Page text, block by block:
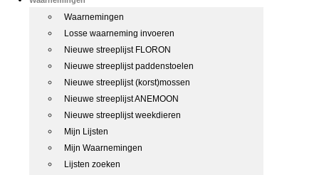
Waarnemingen
Losse waarneming invoeren
Nieuwe streeplijst FLORON
Nieuwe streeplijst paddenstoelen
Nieuwe streeplijst (korst)mossen
Nieuwe streeplijst ANEMOON
Nieuwe streeplijst weekdieren
Mijn Lijsten
Mijn Waarnemingen
Lijsten zoeken